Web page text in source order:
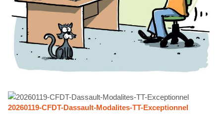
20260119-CFDT-Dassault-Modalites-TT-Exceptionnel